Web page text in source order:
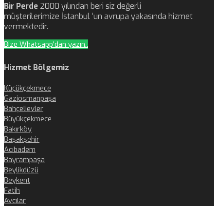
Bir Perde 2000 yılından beri siz değerli
müşterilerimize İstanbul ‘un avrupa yakasında hizmet
vermektedir.
Bize Whatsapp'dan yazın..
Hizmet Bölgemiz
Küçükçekmece
Gaziosmanpaşa
Bahçelievler
Büyükçekmece
Bakırköy
Başakşehir
Acıbadem
Bayrampaşa
Beylikdüzü
Beykent
Fatih
Avcılar